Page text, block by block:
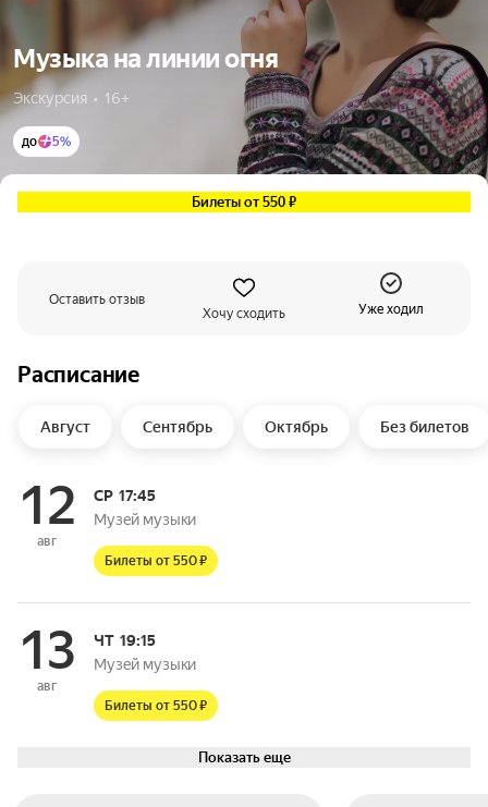
Музыка на линии огня
Экскурсия  •  16+
до 5%
Билеты от 550 ₽
Оставить отзыв
Хочу сходить
Уже ходил
Расписание
Август Сентябрь Октябрь Без билетов
12
авг
СР17:45
Музей музыки
Билеты от 550 ₽
13
авг
ЧТ19:15
Музей музыки
Билеты от 550 ₽
Показать еще